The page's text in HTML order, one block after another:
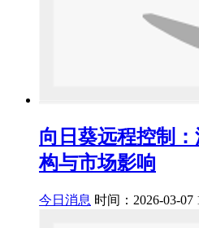
向日葵远程控制
构与市场影响
今日消息 时间：2026-03-07